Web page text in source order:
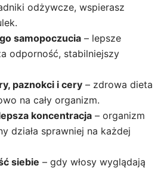
odżywcze, wspierasz
samopoczucia – lepsze
odporność, stabilniejszy
paznokci i cery – zdrowa dieta
na cały organizm.
koncentracja – organizm
działa sprawniej na każdej
siebie – gdy włosy wyglądają